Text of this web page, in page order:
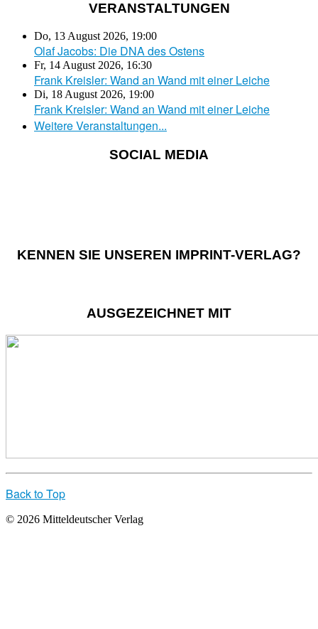
VERANSTALTUNGEN
Do, 13 August 2026, 19:00
Olaf Jacobs: Die DNA des Ostens
Fr, 14 August 2026, 16:30
Frank Kreisler: Wand an Wand mit einer Leiche
Di, 18 August 2026, 19:00
Frank Kreisler: Wand an Wand mit einer Leiche
Weitere Veranstaltungen...
SOCIAL MEDIA
KENNEN SIE UNSEREN IMPRINT-VERLAG?
AUSGEZEICHNET MIT
Back to Top
© 2026 Mitteldeutscher Verlag